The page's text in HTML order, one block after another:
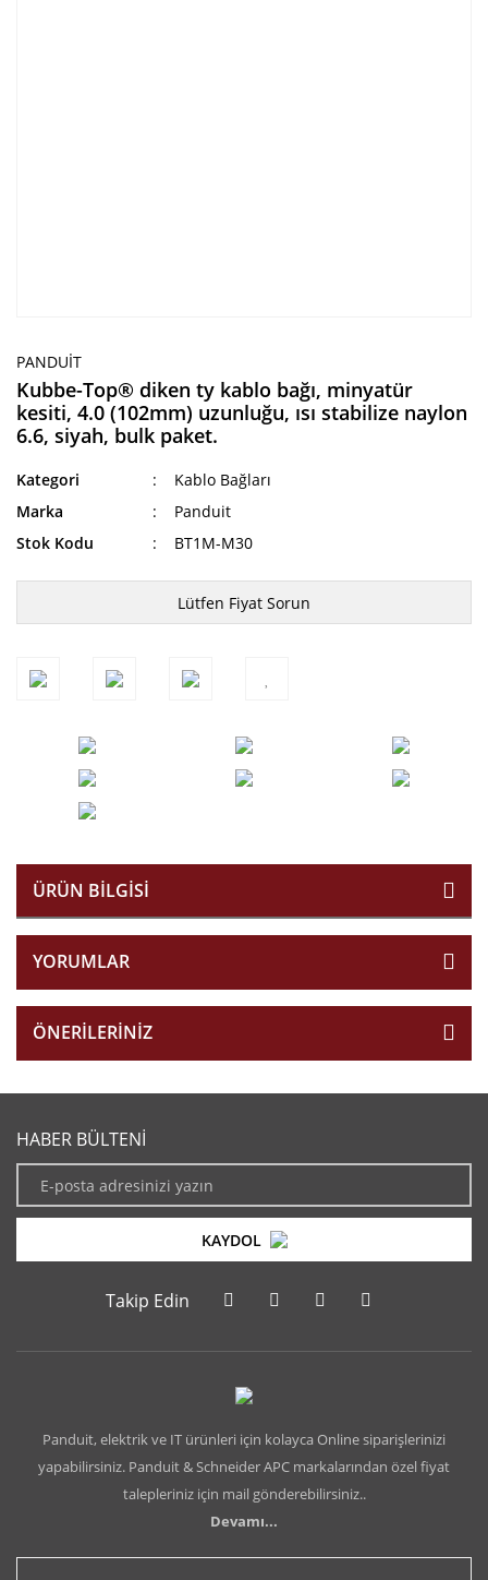
PANDUIT
Kubbe-Top® diken ty kablo bağı, minyatür
kesiti, 4.0 (102mm) uzunluğu, ısı stabilize naylon
6.6, siyah, bulk paket.
Kategori
Kablo Bağları
Marka
Panduit
Stok Kodu
BT1M-M30
Lütfen Fiyat Sorun
ÜRÜN BILGISI
YORUMLAR
ÖNERILERINIZ
HABER BÜLTENİ
KAYDOL
Takip Edin
Panduit, elektrik ve IT ürünleri için kolayca Online siparişlerinizi
yapabilirsiniz. Panduit & Schneider APC markalarından özel fiyat
talepleriniz için mail gönderebilirsiniz..
Devamı...